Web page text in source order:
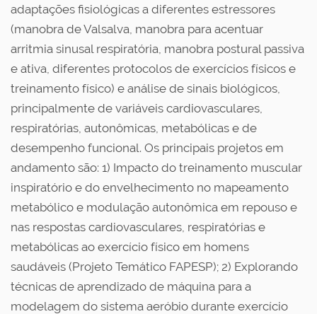
adaptações fisiológicas a diferentes estressores
(manobra de Valsalva, manobra para acentuar
arritmia sinusal respiratória, manobra postural passiva
e ativa, diferentes protocolos de exercícios físicos e
treinamento físico) e análise de sinais biológicos,
principalmente de variáveis cardiovasculares,
respiratórias, autonômicas, metabólicas e de
desempenho funcional. Os principais projetos em
andamento são: 1) Impacto do treinamento muscular
inspiratório e do envelhecimento no mapeamento
metabólico e modulação autonômica em repouso e
nas respostas cardiovasculares, respiratórias e
metabólicas ao exercício físico em homens
saudáveis (Projeto Temático FAPESP); 2) Explorando
técnicas de aprendizado de máquina para a
modelagem do sistema aeróbio durante exercício